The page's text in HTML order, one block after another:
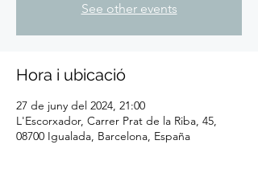
See other events
Hora i ubicació
27 de juny del 2024, 21:00
L'Escorxador, Carrer Prat de la Riba, 45,
08700 Igualada, Barcelona, España